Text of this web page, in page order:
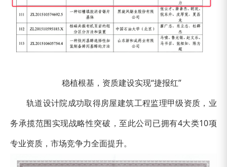
稳植根基，资质建设实现“捷报红”
轨道设计院成功取得房屋建筑工程监理甲级资质，业
务承揽范围实现战略性突破，至此公司已拥有4大类10项
专业资质，市场竞争力全面提升。